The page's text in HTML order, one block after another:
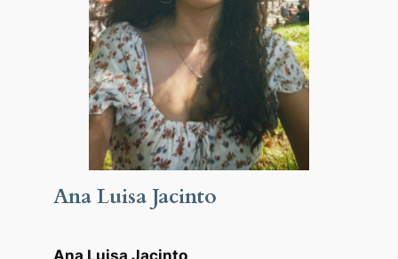
Ana Luisa Jacinto